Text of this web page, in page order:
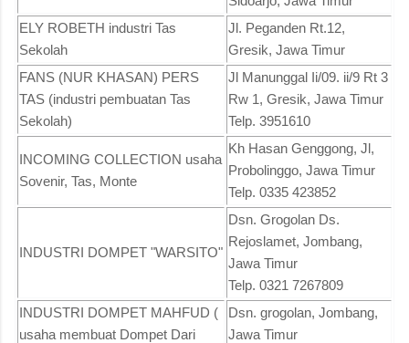
ELY ROBETH industri Tas
Sekolah
Jl. Peganden Rt.12,
Gresik, Jawa Timur
FANS (NUR KHASAN) PERS
TAS (industri pembuatan Tas
Sekolah)
Jl Manunggal Ii/09. ii/9 Rt 3
Rw 1, Gresik, Jawa Timur
Telp. 3951610
INCOMING COLLECTION usaha
Sovenir, Tas, Monte
Kh Hasan Genggong, Jl,
Probolinggo, Jawa Timur
Telp. 0335 423852
INDUSTRI DOMPET "WARSITO"
Dsn. Grogolan Ds.
Rejoslamet, Jombang,
Jawa Timur
Telp. 0321 7267809
INDUSTRI DOMPET MAHFUD (
usaha membuat Dompet Dari
Dsn. grogolan, Jombang,
Jawa Timur